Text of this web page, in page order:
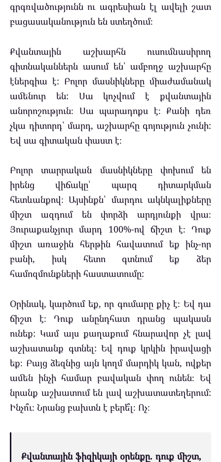
գրգռվածությունն ու ագրեսիան էլ ավելի շատ
բացասականություն են ստեղծում։
Քվանտային աշխարհն ուսումնասիրող
գիտնականներն ասում են՝ ամբողջ աշխարհը
էներգիա է: Բոլոր մասնիկները միաժամանակ
ամենուր են: Սա կոչվում է քվանտային
անորոշություն։ Սա պարադոքս է։ Քանի դեռ
չկա դիտորդ՝ մարդ, աշխարհը գոյություն չունի:
Եվ սա գիտական ​​փաստ է։
Բոլոր տարրական մասնիկները փոխում են
իրենց վիճակը՝ պարզ դիտարկման
հետևանքով։ Այսինքն՝ մարդու ակնկալիքները
միշտ ազդում են փորձի արդյունքի վրա։
Յուրաքանչյուր մարդ 100%-ով ճիշտ է։ Դուք
միշտ առաջին հերթին հավատում եք ինչ-որ
բանի, իսկ հետո գտնում եք ձեր
համոզմունքների հաստատումը:
Օրինակ, կարծում եք, որ գումարը քիչ է։ Եվ դա
ճիշտ է։ Դուք անընդհատ դրանց պակասն
ունեք: Կամ այս քաղաքում հնարավոր չէ լավ
աշխատանք գտնել: Եվ դուք կրկին իրավացի
եք։ Բայց ձեզնից այն կողմ մարդիկ կան, ովքեր
ամեն ինչի համար բավական փող ունեն։ Եվ
նրանք աշխատում են լավ աշխատատեղերում:
Ինչո՞ւ։ Նրանց բախտն է բերե՞լ։ Ոչ։
Քվանտային ֆիզիկայի օրենքը. դուք միշտ,